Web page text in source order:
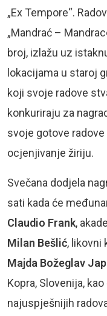
„Ex Tempore“.
„Mandrać –
broj, izlažu uz
lokacijama u staroj
koji svoje radove
konkuriraju za
svoje gotove
ocjenjivanje žiriju.
Svečana dodjela
sati kada će
Claudio Frank,
Milan Bešlić, likovni
Majda Božeglav
Kopra, Slovenija,
najuspješnijih